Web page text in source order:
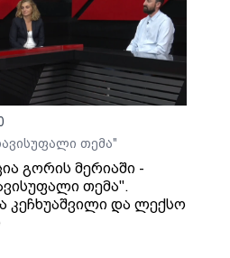
თემა"
გორის მერიაში -
თემა".
კეჩხუაშვილი და ლექსო